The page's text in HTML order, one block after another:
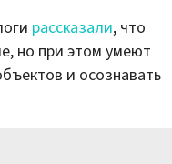
рассказали, что
но при этом умеют
и осознавать